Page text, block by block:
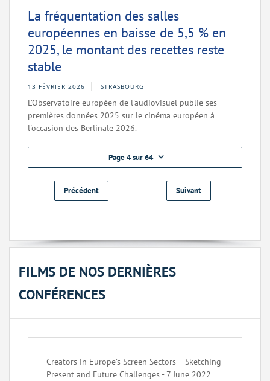
La fréquentation des salles
européennes en baisse de 5,5 % en
2025, le montant des recettes reste
stable
13 FÉVRIER 2026 STRASBOURG
L’Observatoire européen de l’audiovisuel publie ses
premières données 2025 sur le cinéma européen à
l'occasion des Berlinale 2026.
Page 4 sur 64
Précédent Suivant
FILMS DE NOS DERNIÈRES
CONFÉRENCES
Creators in Europe’s Screen Sectors – Sketching
Present and Future Challenges - 7 June 2022